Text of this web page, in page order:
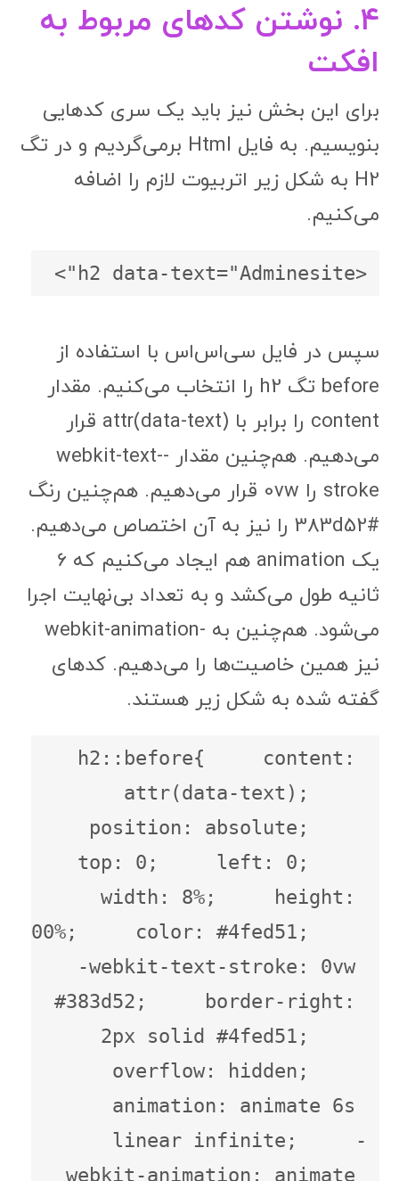
۴. نوشتن کدهای مربوط به
افکت
برای این بخش نیز باید یک سری کدهایی
بنویسیم. به فایل Html برمی‌گردیم و در تگ
H2 به شکل زیر اتربیوت لازم را اضافه
می‌کنیم.
<h2 data-text="Adminesite">
سپس در فایل سی‌اس‌اس با استفاده از
before تگ h2 را انتخاب می‌کنیم. مقدار
content را برابر با attr(data-text) قرار
می‌دهیم. هم‌چنین مقدار -webkit-text-
stroke را 0vw قرار می‌دهیم. هم‌چنین رنگ
#383d52 را نیز به آن اختصاص می‌دهیم.
یک animation هم ایجاد می‌کنیم که 6
ثانیه طول می‌کشد و به تعداد بی‌نهایت اجرا
می‌شود. هم‌چنین به -webkit-animation
نیز همین خاصیت‌ها را می‌دهیم. کدهای
گفته شده به شکل زیر هستند.
h2::before{     content:
attr(data-text);
position: absolute;
top: 0;     left: 0;
width: 8%;     height:
100%;     color: #4fed51;
-webkit-text-stroke: 0vw
#383d52;     border-right:
2px solid #4fed51;
overflow: hidden;
animation: animate 6s
linear infinite;     -
webkit-animation: animate